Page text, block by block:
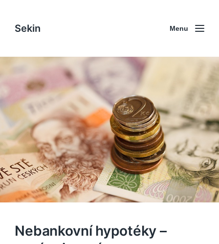
Sekin Menu
Nebankovní hypotéky –